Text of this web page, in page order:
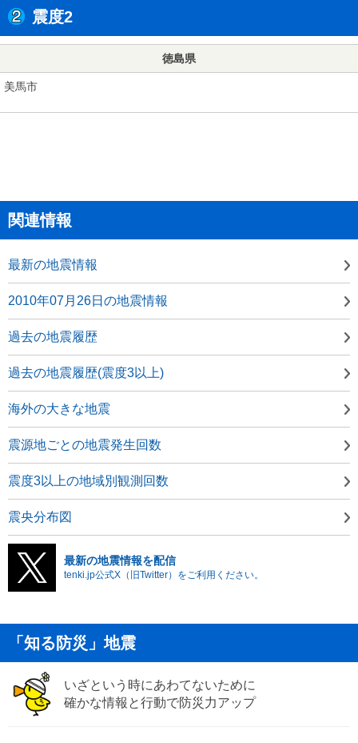
震度2
徳島県
美馬市
関連情報
最新の地震情報
2010年07月26日の地震情報
過去の地震履歴
過去の地震履歴(震度3以上)
海外の大きな地震
震源地ごとの地震発生回数
震度3以上の地域別観測回数
震央分布図
最新の地震情報を配信
tenki.jp公式X（旧Twitter）をご利用ください。
「知る防災」地震
いざという時にあわてないために
確かな情報と行動で防災力アップ